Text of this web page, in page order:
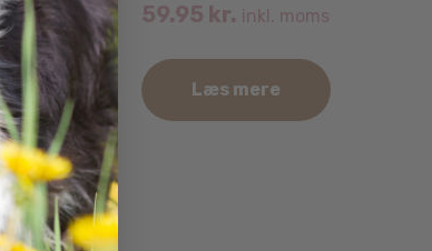
59.95 kr. inkl. moms
Læs mere